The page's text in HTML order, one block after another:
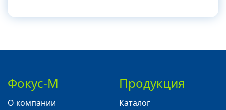
Фокус-М
О компании
Продукция
Каталог